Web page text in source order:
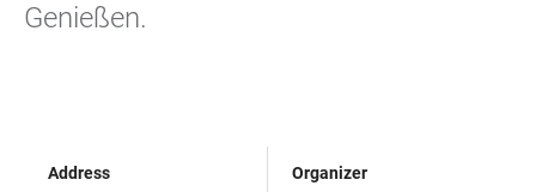
Genießen.
Address
Organizer